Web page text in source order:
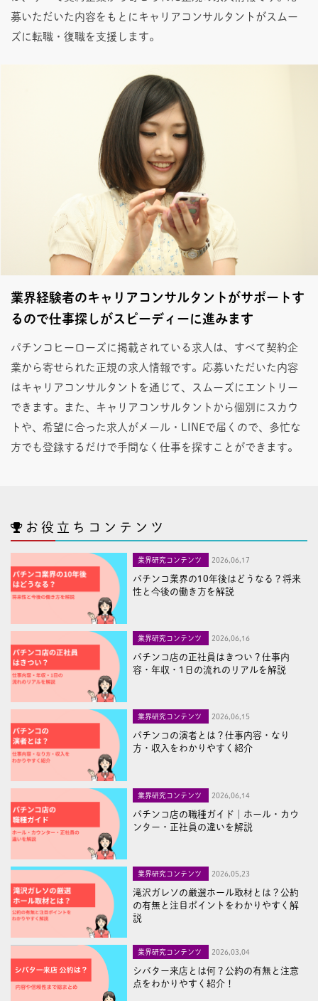
募いただいた内容をもとにキャリアコンサルタントがスムー
ズに転職・復職を支援します。
業界経験者のキャリアコンサルタントがサポートす
るので仕事探しがスピーディーに進みます
パチンコヒーローズに掲載されている求人は、すべて契約企
業から寄せられた正規の求人情報です。応募いただいた内容
はキャリアコンサルタントを通じて、スムーズにエントリー
できます。また、キャリアコンサルタントから個別にスカウ
トや、希望に合った求人がメール・LINEで届くので、多忙な
方でも登録するだけで手間なく仕事を探すことができます。
お役立ちコンテンツ
業界研究コンテンツ 2026,06,17
パチンコ業界の10年後はどうなる？将来
性と今後の働き方を解説
業界研究コンテンツ 2026,06,16
パチンコ店の正社員はきつい？仕事内
容・年収・1日の流れのリアルを解説
業界研究コンテンツ 2026,06,15
パチンコの演者とは？仕事内容・なり
方・収入をわかりやすく紹介
業界研究コンテンツ 2026,06,14
パチンコ店の職種ガイド｜ホール・カウ
ンター・正社員の違いを解説
業界研究コンテンツ 2026,05,23
滝沢ガレソの厳選ホール取材とは？公約
の有無と注目ポイントをわかりやすく解
説
業界研究コンテンツ 2026,03,04
シバター来店とは何？公約の有無と注意
点をわかりやすく紹介！